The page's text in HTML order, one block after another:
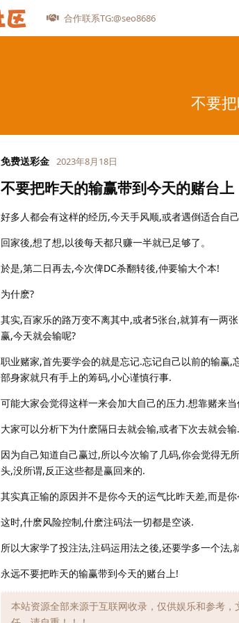
合作联系TG:@seo8686
不要
免费送彩金 2023年8月18日
不要把昨天的输赢带到今天的赌台上
好多人都会有这样的经历,今天手风顺,或者遇倒适合自
回家後,想了想,以後每天都只赚一半就已足够了。
於是,第二日再去,今次俾DC杀翻转後,仲要输大个本!
为什麽?
其实,百家乐的路万变不离其中,或者5张台,就算有一两
赢,今天就会输呢?
职业赌家,首先要学会的就是忘记.忘记自己以前的输赢
部身家就只有手上的筹码,小心谨慎行事.
可能大家会觉得这样一来会加大自己的压力.想靠赌来
大家可以分析下为什麽隔日去就会输,或者下次去就会输.
因为自己知道自己赢过,所以今次输了几码,你会觉得无
头,没所谓,反正这些都是赢回来的.
其实真正输的原因并不是你今天的运气比昨天差,而是
这时,什麽风险控制,什麽注码法一切都是空谈.
所以大家学了投注法,注码运用法之後,还要学多一个法,
永远不要把昨天的输赢带到今天的赌台上!
本站资源全部来源于互联网收录，仅供娱乐和参考